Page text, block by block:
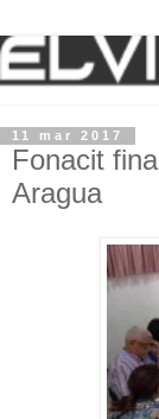
11 mar 2017
Fonacit
Aragua